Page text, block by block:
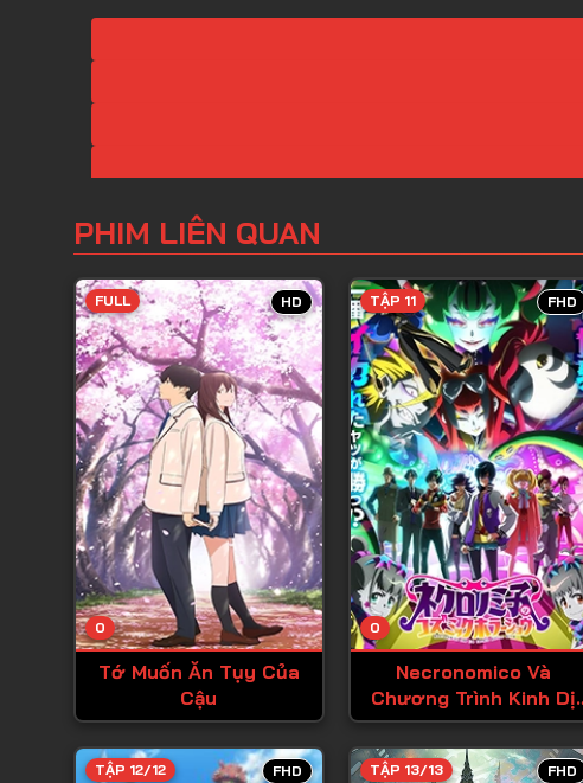
PHIM LIÊN QUAN
HD
0
FULL
Tớ Muốn Ăn Tụy Của
Cậu
FHD
0
TẬP 11
Necronomico Và
Chương Trình Kinh Dị
Vũ Trụ
FHD
TẬP 12/12 FHD
TẬP 13/13